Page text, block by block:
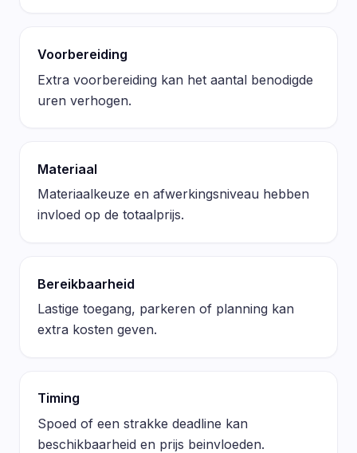
Voorbereiding
Extra voorbereiding kan het aantal benodigde
uren verhogen.
Materiaal
Materiaalkeuze en afwerkingsniveau hebben
invloed op de totaalprijs.
Bereikbaarheid
Lastige toegang, parkeren of planning kan
extra kosten geven.
Timing
Spoed of een strakke deadline kan
beschikbaarheid en prijs beinvloeden.